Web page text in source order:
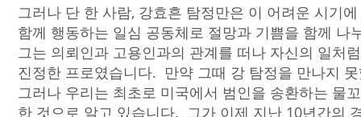
그러나 단 한 사람, 강효흔 탐정만은 이 어려운 시기
함께 행동하는 일심 공동체로 절망과 기쁨을 함께 나
그는 의뢰인과 고용인과의 관계를 떠나 자신의 일처
진정한 프로였습니다. 만약 그때 강 탐정을 만나지
그러나 우리는 최초로 미국에서 범인을 송환하는 물
한 것으로 알고 있습니다. 그가 이제 지난 10년간의